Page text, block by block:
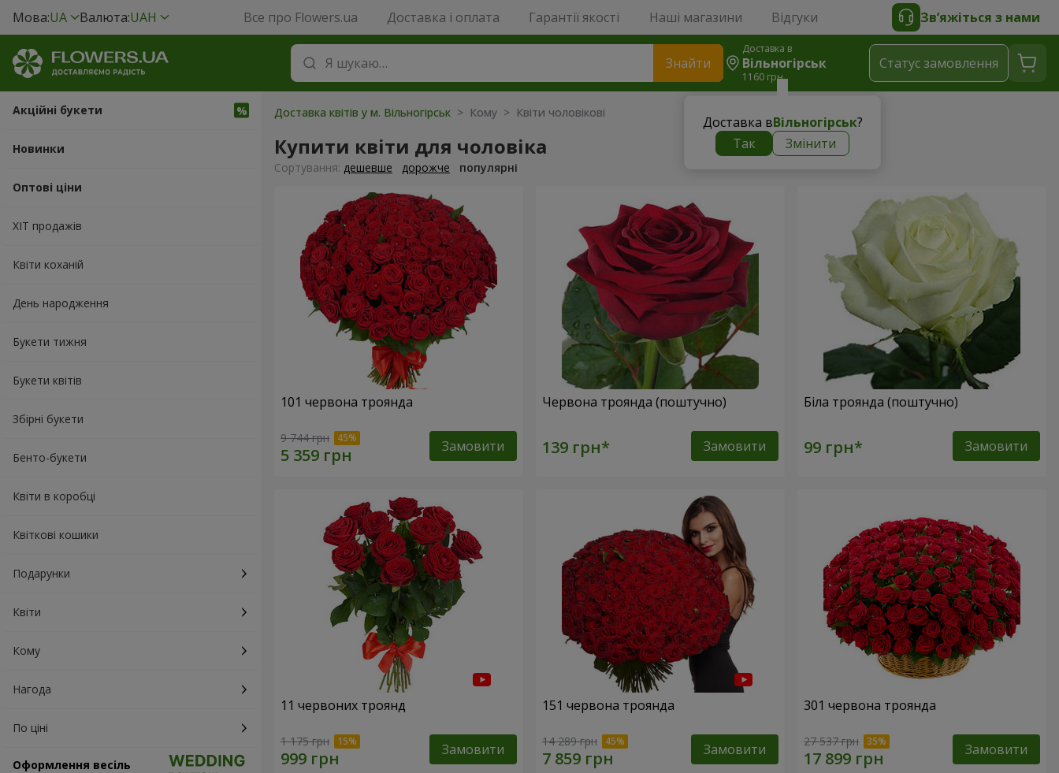
Мова:UA Валюта:UAH Все про Flowers.ua Доставка і оплата Гарантії якості Наші магазини Відгуки Зв’яжіться з нами
Знайти
Доставка в
Вільногірськ
1160 грн
Доставка вВільногірськ?
Так
Змінити
Статус замовлення
Акційні букети
Новинки
Оптові ціни
ХІТ продажів
Квіти коханій
День народження
Букети тижня
Букети квітів
Збірні букети
Бенто-букети
Квіти в коробці
Квіткові кошики
Подарунки
Квіти
Кому
Нагода
По ціні
Оформлення весіль
Доставка квітів у м. Вільногірськ > Кому > Квіти чоловікові
Купити квіти для чоловіка
Сортування: дешевше дорожче популярні
101 червона троянда
9 744 грн Замовити
Червона троянда (поштучно)
Замовити
Біла троянда (поштучно)
Замовити
11 червоних троянд
1 175 грн Замовити
151 червона троянда
14 289 грн Замовити
301 червона троянда
27 537 грн Замовити